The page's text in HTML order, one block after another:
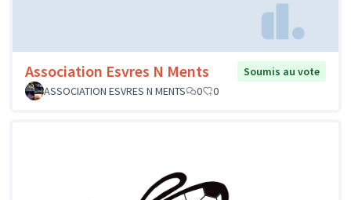
Association Esvres N Ments
Soumis au vote
ASSOCIATION ESVRES N MENTS
0 0